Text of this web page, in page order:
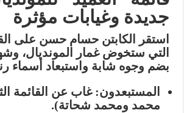
جديدة وغيابات مؤثرة
استقر الكابتنحسام حسن على
التي ستخوض غمار المونديال،
بضم وجوه شابة واستبعاد أسماء
المستبعدون: غاب عن القائمة
محمد ومحمد شحاتة).